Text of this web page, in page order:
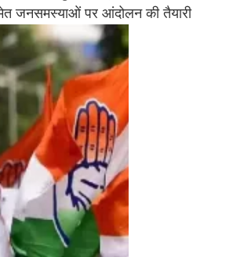
जनसमस्याओं पर आंदोलन की तैयारी